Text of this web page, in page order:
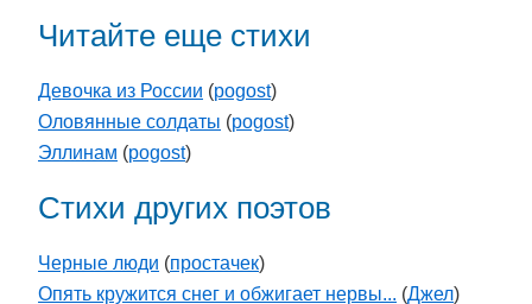
Читайте еще стихи
Девочка из России (pogost)
Оловянные солдаты (pogost)
Эллинам (pogost)
Стихи других поэтов
Черные люди (простачек)
Опять кружится снег и обжигает нервы... (Джел)